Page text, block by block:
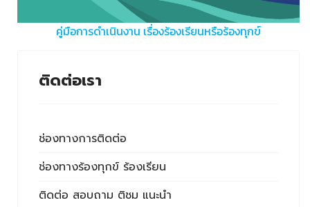
คู่มือการดำเนินงาน เรื่องร้องเรียนหรือร้องทุกข์
ติดต่อเรา
ช่องทางการติดต่อ
ช่องทางร้องทุกข์ ร้องเรียน
ติดต่อ สอบถาม ติชม แนะนำ